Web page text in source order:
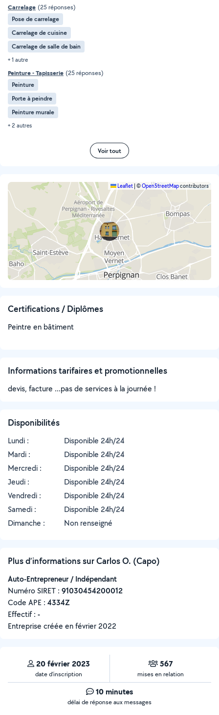
Carrelage (25 réponses)
Pose de carrelage
Carrelage de cuisine
Carrelage de salle de bain
+ 1 autre
Peinture - Tapisserie (25 réponses)
Peinture
Porte à peindre
Peinture murale
+ 2 autres
Voir tout
Leaflet ©OpenStreetMapcontributors
Certifications / Diplômes
Peintre en bâtiment
Informations tarifaires et promotionnelles
devis, facture ...pas de services à la journée !
Disponibilités
Lundi :
Disponible 24h/24
Mardi :
Disponible 24h/24
Mercredi :
Disponible 24h/24
Jeudi :
Disponible 24h/24
Vendredi :
Disponible 24h/24
Samedi :
Disponible 24h/24
Dimanche :
Non renseigné
Plus d’informations sur Carlos O. (Capo)
Auto-Entrepreneur / Indépendant
Numéro SIRET : ‍91030454200012
Code APE : 4334Z
Effectif : -
Entreprise créée enfévrier 2022
20 février 2023
date d’inscription
567
mises en relation
10 minutes
délai de réponse aux messages